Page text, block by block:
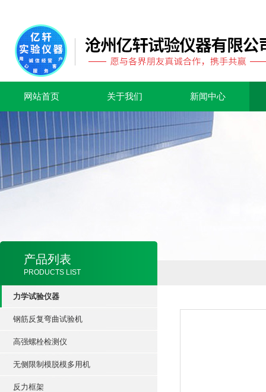
网站首页 关于我们 新闻中心
产品列表
PRODUCTS LIST
力学试验仪器
钢筋反复弯曲试验机
高强螺栓检测仪
无侧限制模脱模多用机
反力框架